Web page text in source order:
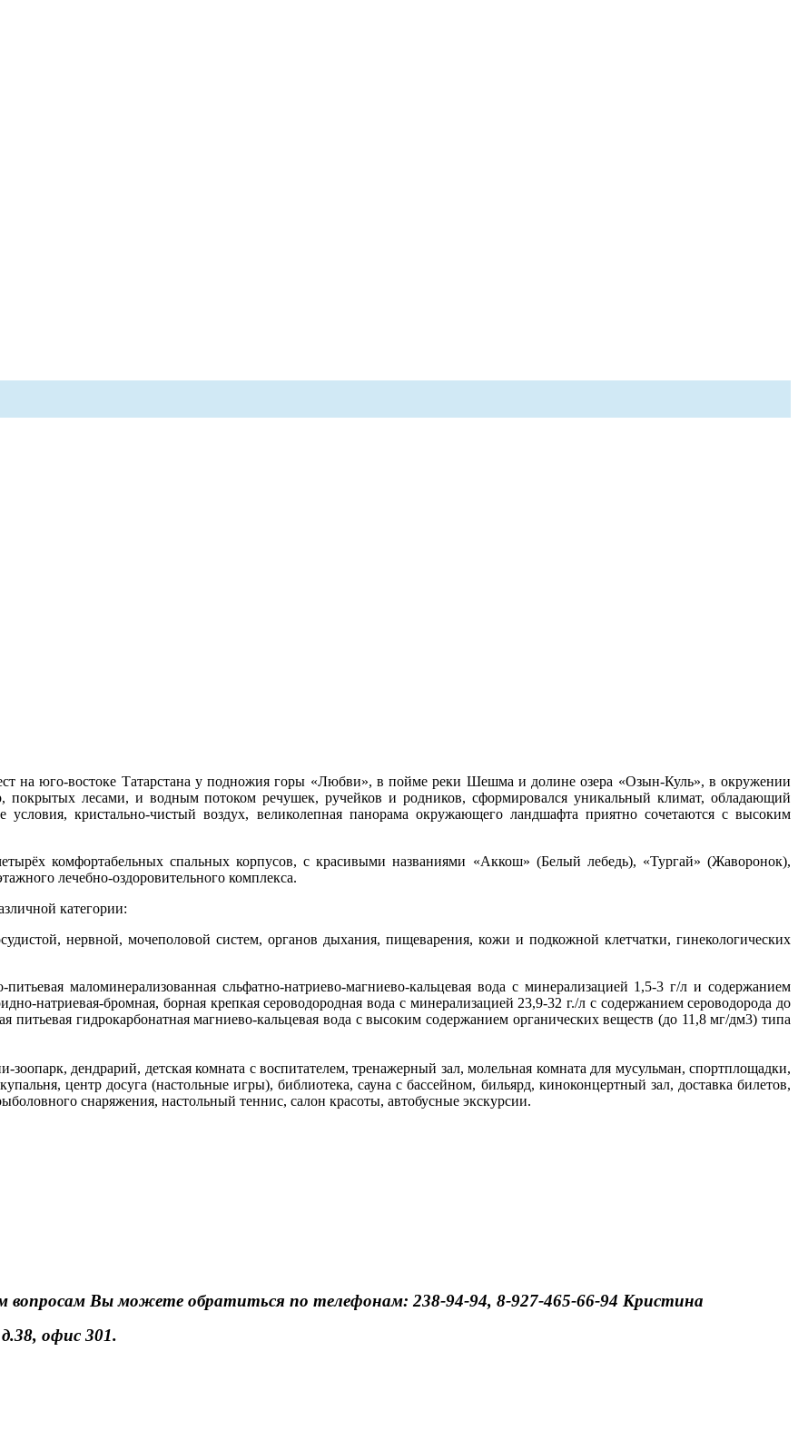
на юго-востоке Татарстана у подножия горы «Любви», в пойме реки Шешма и долине озера «Озын-Куль», в окружении
покрытых лесами, и водным потоком речушек, ручейков и родников, сформировался уникальный климат, обладающий
условия, кристально-чистый воздух, великолепная панорама окружающего ландшафта приятно сочетаются с высоким
комфортабельных спальных корпусов, с красивыми названиями «Аккош» (Белый лебедь), «Тургай» (Жаворонок),
лечебно-оздоровительного комплекса.
категории:
нервной, мочеполовой систем, органов дыхания, пищеварения, кожи и подкожной клетчатки, гинекологических
питьевая маломинерализованная сльфатно-натриево-магниево-кальцевая вода с минерализацией 1,5-3 г/л и содержанием
натриевая-бромная, борная крепкая сероводородная вода с минерализацией 23,9-32 г./л с содержанием сероводорода до
питьевая гидрокарбонатная магниево-кальцевая вода с высоким содержанием органических веществ (до 11,8 мг/дм3) типа
дендрарий, детская комната с воспитателем, тренажерный зал, молельная комната для мусульман, спортплощадки,
центр досуга (настольные игры), библиотека, сауна с бассейном, бильярд, киноконцертный зал, доставка билетов,
снаряжения, настольный теннис, салон красоты, автобусные экскурсии.
вопросам Вы можете обратиться по телефонам: 238-94-94, 8-927-465-66-94 Кристина
офис 301.